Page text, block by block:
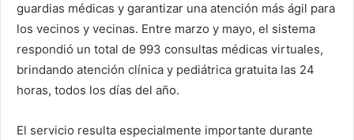
guardias médicas y garantizar una atención más ágil para
los vecinos y vecinas. Entre marzo y mayo, el sistema
respondió un total de 993 consultas médicas virtuales,
brindando atención clínica y pediátrica gratuita las 24
horas, todos los días del año.
El servicio resulta especialmente importante durante